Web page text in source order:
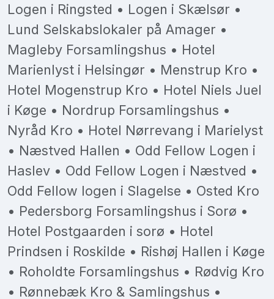
Logen i Ringsted • Logen i Skælsør •
Lund Selskabslokaler på Amager •
Magleby Forsamlingshus • Hotel
Marienlyst i Helsingør • Menstrup Kro •
Hotel Mogenstrup Kro • Hotel Niels Juel
i Køge • Nordrup Forsamlingshus •
Nyråd Kro • Hotel Nørrevang i Marielyst
• Næstved Hallen • Odd Fellow Logen i
Haslev • Odd Fellow Logen i Næstved •
Odd Fellow logen i Slagelse • Osted Kro
• Pedersborg Forsamlingshus i Sorø •
Hotel Postgaarden i sorø • Hotel
Prindsen i Roskilde • Rishøj Hallen i Køge
• Roholdte Forsamlingshus • Rødvig Kro
• Rønnebæk Kro & Samlingshus •